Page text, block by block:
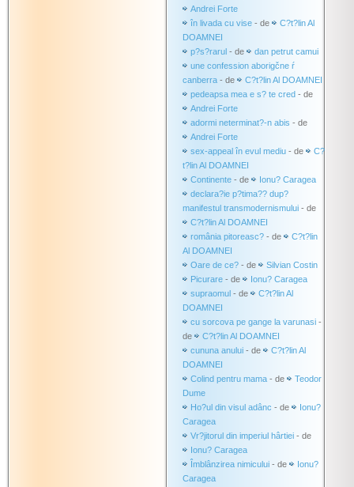
Andrei Forte
în livada cu vise - de
C?t?lin Al
DOAMNEI
p?s?rarul - de
dan petrut camui
une confession aborigčne ŕ
canberra - de
C?t?lin Al DOAMNEI
pedeapsa mea e s? te cred - de
Andrei Forte
adormi neterminat?-n abis - de
Andrei Forte
sex-appeal în evul mediu - de
C?
t?lin Al DOAMNEI
Continente - de
Ionu? Caragea
declara?ie p?tima?? dup?
manifestul transmodernismului - de
C?t?lin Al DOAMNEI
românia pitoreasc? - de
C?t?lin
Al DOAMNEI
Oare de ce? - de
Silvian Costin
Picurare - de
Ionu? Caragea
supraomul - de
C?t?lin Al
DOAMNEI
cu sorcova pe gange la varunasi -
de
C?t?lin Al DOAMNEI
cununa anului - de
C?t?lin Al
DOAMNEI
Colind pentru mama - de
Teodor
Dume
Ho?ul din visul adânc - de
Ionu?
Caragea
Vr?jitorul din imperiul hârtiei - de
Ionu? Caragea
Îmblânzirea nimicului - de
Ionu?
Caragea